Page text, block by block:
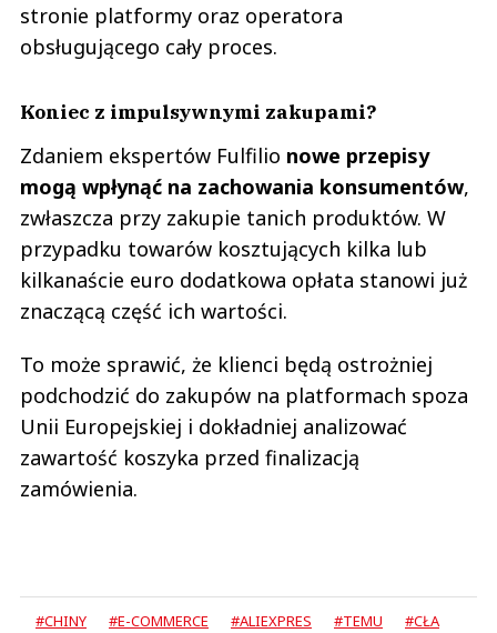
stronie platformy oraz operatora
obsługującego cały proces.
Koniec z impulsywnymi zakupami?
Zdaniem ekspertów Fulfilio nowe przepisy
mogą wpłynąć na zachowania konsumentów,
zwłaszcza przy zakupie tanich produktów. W
przypadku towarów kosztujących kilka lub
kilkanaście euro dodatkowa opłata stanowi już
znaczącą część ich wartości.
To może sprawić, że klienci będą ostrożniej
podchodzić do zakupów na platformach spoza
Unii Europejskiej i dokładniej analizować
zawartość koszyka przed finalizacją
zamówienia.
#CHINY #E-COMMERCE #ALIEXPRES #TEMU
#CŁA